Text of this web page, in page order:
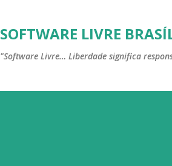
SOFTWARE LIVRE
"Software Livre… Liberdade significa